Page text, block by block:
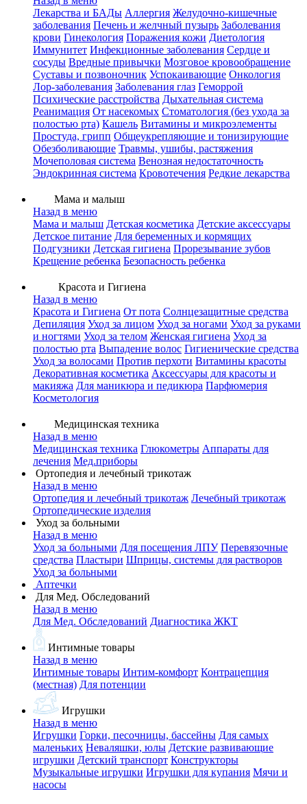
Лекарства и БАДы Аллергия Желудочно-кишечные
заболевания Печень и желчный пузырь Заболевания
крови Гинекология Поражения кожи Диетология
Иммунитет Инфекционные заболевания Сердце и
сосуды Вредные привычки Мозговое кровообращение
Суставы и позвоночник Успокаивающие Онкология
Лор-заболевания Заболевания глаз Геморрой
Психические расстройства Дыхательная система
Реанимация От насекомых Стоматология (без ухода за
полостью рта) Кашель Витамины и микроэлементы
Простуда, грипп Общеукрепляющие и тонизирующие
Обезболивающие Травмы, ушибы, растяжения
Мочеполовая система Венозная недостаточность
Эндокринная система Кровотечения Редкие лекарства
Мама и малыш
Назад в меню
Мама и малыш Детская косметика Детские аксессуары
Детское питание Для беременных и кормящих
Подгузники Детская гигиена Прорезывание зубов
Крещение ребенка Безопасность ребенка
Красота и Гигиена
Назад в меню
Красота и Гигиена От пота Солнцезащитные средства
Депиляция Уход за лицом Уход за ногами Уход за руками
и ногтями Уход за телом Женская гигиена Уход за
полостью рта Выпадение волос Гигиенические средства
Уход за волосами Против перхоти Витамины красоты
Декоративная косметика Аксессуары для красоты и
макияжа Для маникюра и педикюра Парфюмерия
Косметология
Медицинская техника
Назад в меню
Медицинская техника Глюкометры Аппараты для
лечения Мед.приборы
Ортопедия и лечебный трикотаж
Назад в меню
Ортопедия и лечебный трикотаж Лечебный трикотаж
Ортопедические изделия
Уход за больными
Назад в меню
Уход за больными Для посещения ЛПУ Перевязочные
средства Пластыри Шприцы, системы для растворов
Уход за больными
Аптечки
Для Мед. Обследований
Назад в меню
Для Мед. Обследований Диагностика ЖКТ
Интимные товары
Назад в меню
Интимные товары Интим-комфорт Контрацепция
(местная) Для потенции
Игрушки
Назад в меню
Игрушки Горки, песочницы, бассейны Для самых
маленьких Неваляшки, юлы Детские развивающие
игрушки Детский транспорт Конструкторы
Музыкальные игрушки Игрушки для купания Мячи и
насосы